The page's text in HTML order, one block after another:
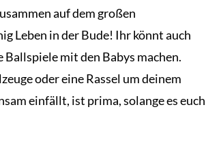
auf dem großen
Leben in der Bude! Ihr könnt auch
mit den Babys machen.
oder eine Rassel um deinem
einfällt, ist prima, solange es euch